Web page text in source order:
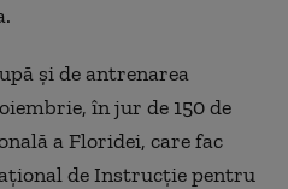
și de antrenarea
în jur de 150 de
a Floridei, care fac
de Instrucție pentru